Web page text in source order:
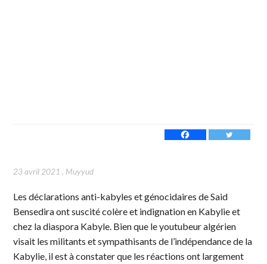
23 avril 2021 , Muyyud
Les déclarations anti-kabyles et génocidaires de Said
Bensedira ont suscité colère et indignation en Kabylie et
chez la diaspora Kabyle. Bien que le youtubeur algérien
visait les militants et sympathisants de l’indépendance de la
Kabylie, il est à constater que les réactions ont largement